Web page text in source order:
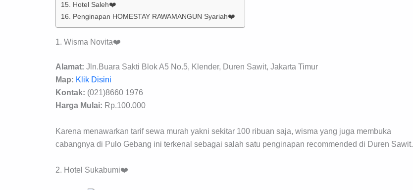
15. Hotel Saleh❤️
16. Penginapan HOMESTAY RAWAMANGUN Syariah❤️
1. Wisma Novita❤️
Alamat: Jln.Buara Sakti Blok A5 No.5, Klender, Duren Sawit, Jakarta Timur
Map: Klik Disini
Kontak: (021)8660 1976
Harga Mulai: Rp.100.000
Karena menawarkan tarif sewa murah yakni sekitar 100 ribuan saja, wisma yang juga membuka
cabangnya di Pulo Gebang ini terkenal sebagai salah satu penginapan recommended di Duren Sawit.
2. Hotel Sukabumi❤️